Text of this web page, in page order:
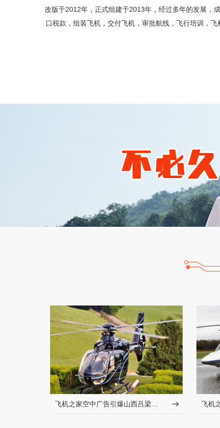
改版于2012年，正式组建于2013年，经过多年的发展，
口税款，组装飞机，交付飞机，审批航线，飞行培训，